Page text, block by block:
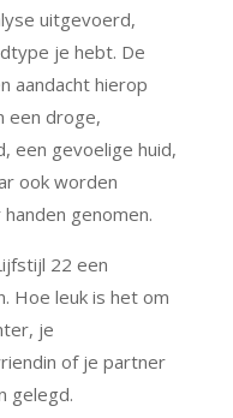
uitgevoerd,
je hebt. De
aandacht hierop
een droge,
een gevoelige huid,
ook worden
genomen.
22 een
Hoe leuk is het om
je
of je partner
gelegd.